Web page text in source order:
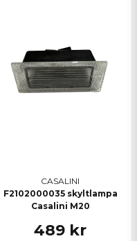
CASALINI
F2102000035 skyltlampa
Casalini M20
489 kr